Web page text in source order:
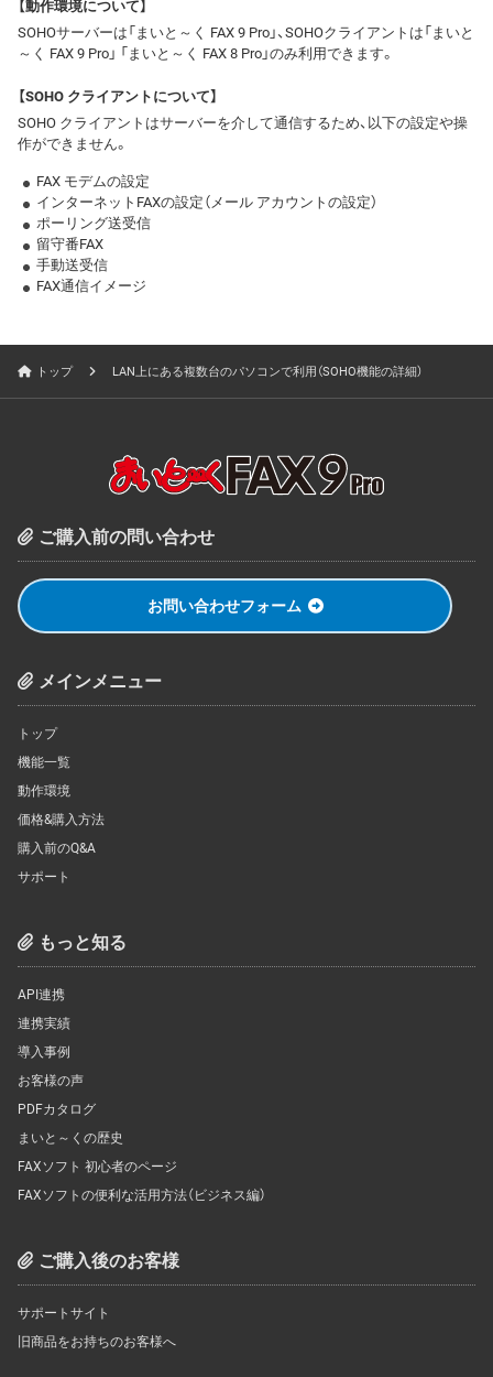
【動作環境について】
SOHOサーバーは「まいと～く FAX 9 Pro」、SOHOクライアントは「まいと
～く FAX 9 Pro」 「まいと～く FAX 8 Pro」のみ利用できます。
【SOHO クライアントについて】
SOHO クライアントはサーバーを介して通信するため、以下の設定や操
作ができません。
FAX モデムの設定
インターネットFAXの設定（メール アカウントの設定）
ポーリング送受信
留守番FAX
手動送受信
FAX通信イメージ
トップ LAN上にある複数台のパソコンで利用（SOHO機能の詳細）
ご購入前の問い合わせ
お問い合わせフォーム
メインメニュー
トップ
機能一覧
動作環境
価格&購入方法
購入前のQ&A
サポート
もっと知る
API連携
連携実績
導入事例
お客様の声
PDFカタログ
まいと～くの歴史
FAXソフト 初心者のページ
FAXソフトの便利な活用方法（ビジネス編）
ご購入後のお客様
サポートサイト
旧商品をお持ちのお客様へ